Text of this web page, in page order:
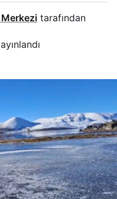
Merkezi tarafından